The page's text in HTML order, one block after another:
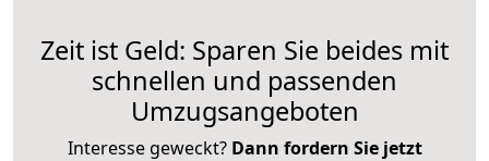
Zeit ist Geld: Sparen Sie beides mit
schnellen und passenden
Umzugsangeboten
Interesse geweckt? Dann fordern Sie jetzt